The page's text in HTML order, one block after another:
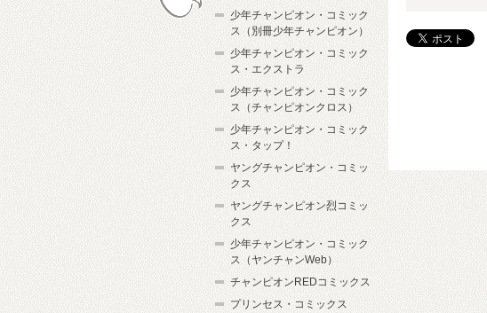
少年チャンピオン・コミック
ス（別冊少年チャンピオン）
少年チャンピオン・コミック
ス・エクストラ
少年チャンピオン・コミック
ス（チャンピオンクロス）
少年チャンピオン・コミック
ス・タップ！
ヤングチャンピオン・コミッ
クス
ヤングチャンピオン烈コミッ
クス
少年チャンピオン・コミック
ス（ヤンチャンWeb）
チャンピオンREDコミックス
プリンセス・コミックス